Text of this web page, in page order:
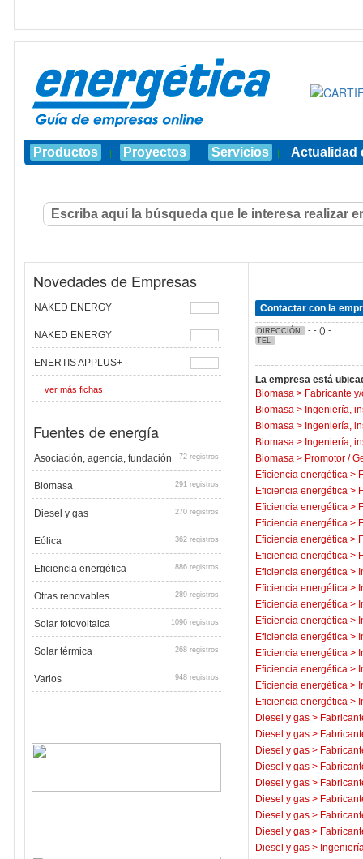
Productos | Proyectos | Servicios | Actualidad
Novedades de Empresas
NAKED ENERGY
NAKED ENERGY
ENERTIS APPLUS+
ver más fichas
Fuentes de energía
Asociación, agencia, fundación 72 registros
Biomasa 291 registros
Diesel y gas 270 registros
Eólica 362 registros
Eficiencia energética 886 registros
Otras renovables 289 registros
Solar fotovoltaica 1096 registros
Solar térmica 268 registros
Varios 948 registros
Contactar con la
DIRECCIÓN - - () -
TEL
La empresa está
Biomasa > Fabricante
Biomasa > Ingeniería,
Biomasa > Ingeniería,
Biomasa > Ingeniería,
Biomasa > Promotor /
Eficiencia energética >
Eficiencia energética >
Eficiencia energética >
Eficiencia energética >
Eficiencia energética >
Eficiencia energética >
Eficiencia energética >
Eficiencia energética >
Eficiencia energética >
Eficiencia energética >
Eficiencia energética >
Eficiencia energética >
Eficiencia energética >
Eficiencia energética >
Eficiencia energética >
Diesel y gas >
Diesel y gas >
Diesel y gas >
Diesel y gas >
Diesel y gas >
Diesel y gas >
Diesel y gas >
Diesel y gas >
Diesel y gas >